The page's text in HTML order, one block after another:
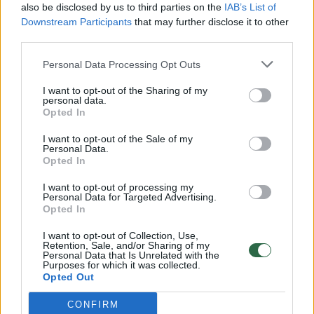
also be disclosed by us to third parties on the IAB’s List of
Downstream Participants that may further disclose it to other
Personal Data Processing Opt Outs
I want to opt-out of the Sharing of my
personal data.
Opted In
I want to opt-out of the Sale of my
Personal Data.
Opted In
I want to opt-out of processing my
Personal Data for Targeted Advertising.
Opted In
I want to opt-out of Collection, Use,
Retention, Sale, and/or Sharing of my
Personal Data that Is Unrelated with the
Purposes for which it was collected.
Opted Out
CONFIRM
Lietuvos diena
Vaizdai iš tragiškos avarijos Vilniaus r.: dviejų moterų ir
Žinios | Lietuvos diena
00:00:59
Nufilmavo, kaip patvino Vilniaus Vakarinis aplinkkelis:
vaizdas pribloškia
Žinios | Lietuvos diena
„Pagarba pirmajai premjerei“: pasidalijo jautriais
prisiminimais apie Kazimierą Prunskienę
Žinios | Lietuvos diena